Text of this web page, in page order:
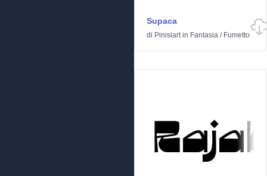
Supaca
di Pinisiartin Fantasia / Fumetto